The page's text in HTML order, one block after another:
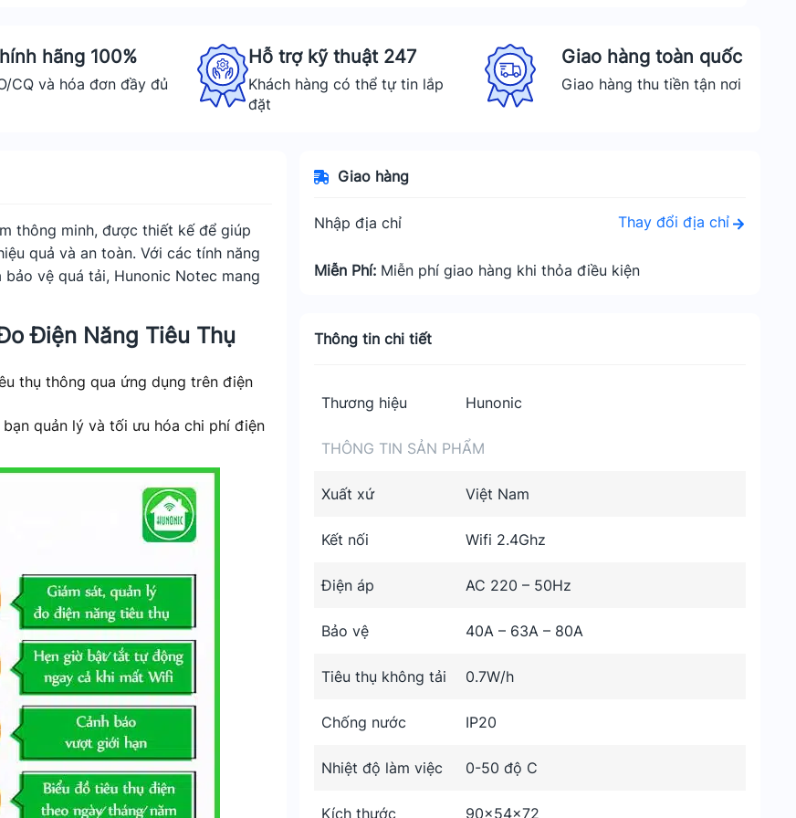
hãng 100%
CQ và hóa đơn đầy đủ
Hỗ trợ kỹ thuật 247
Khách hàng có thể tự tin lắp
đặt
Giao hàng toàn quốc
Giao hàng thu tiền tận nơi
thông minh, được thiết kế để giúp
quả và an toàn. Với các tính năng
vệ quá tải, Hunonic Notec mang
Điện Năng Tiêu Thụ
thụ thông qua ứng dụng trên điện
quản lý và tối ưu hóa chi phí điện
Giao hàng
Nhập địa chỉ Thay đổi địa chỉ
Miễn Phí: Miễn phí giao hàng khi thỏa điều kiện
Thông tin chi tiết
Thương hiệu Hunonic
THÔNG TIN SẢN PHẨM
Xuất xứ Việt Nam
Kết nối Wifi 2.4Ghz
Điện áp AC 220 – 50Hz
Bảo vệ 40A – 63A – 80A
Tiêu thụ không tải 0.7W/h
Chống nước IP20
Nhiệt độ làm việc 0-50 độ C
Kích thước 90x54x72